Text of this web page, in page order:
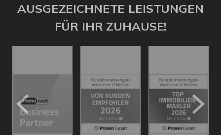
AUSGEZEICHNETE LEISTUNGEN
FÜR IHR ZUHAUSE!